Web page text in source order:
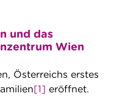
und das
Wien
Österreichs erstes
[1] eröffnet.